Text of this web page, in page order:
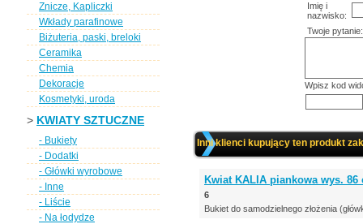
Znicze, Kapliczki
Wkłady parafinowe
Biżuteria, paski, breloki
Ceramika
Chemia
Dekoracje
Kosmetyki, uroda
> KWIATY SZTUCZNE
- Bukiety
- Dodatki
- Główki wyrobowe
- Inne
- Liście
- Na łodydze
Imię i
nazwisko:
Twoje pytanie:
Wpisz kod
Inni klienci kupujący ten produkt
Kwiat KALIA piankowa wys. 86
6
Bukiet do samodzielnego złożenia